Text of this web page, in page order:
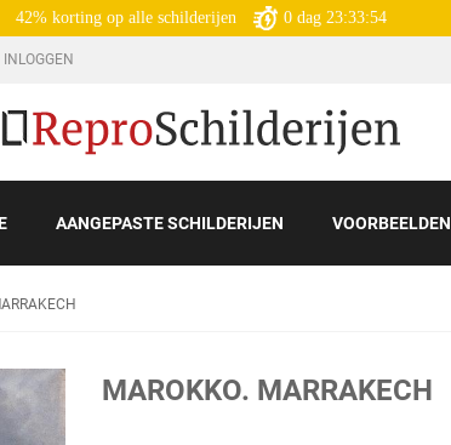
42% korting op alle schilderijen 0 dag 23:33:52
INLOGGEN
AANGEPASTE SCHILDERIJEN VOORBEELDEN
MAROKKO. MARRAKECH